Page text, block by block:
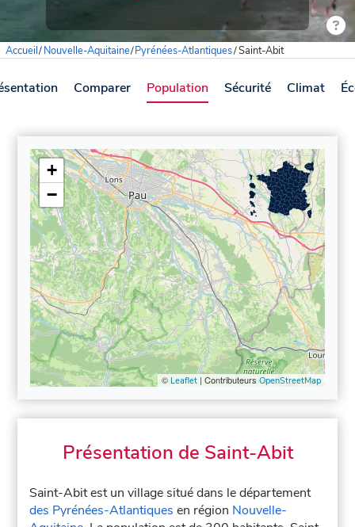
Accueil/Nouvelle-Aquitaine/Pyrénées-Atlantiques/Saint-Abit
Comparer Population Sécurité Climat
+
−
© Leaflet| ContributeursOpenStreetMap
Présentation de Saint-Abit
Saint-Abit est un village situé dans le département
des Pyrénées-Atlantiques en région Nouvelle-